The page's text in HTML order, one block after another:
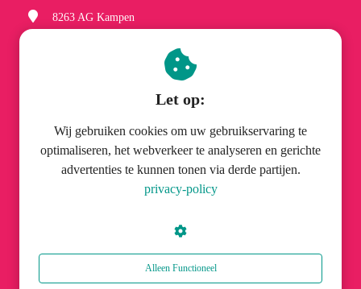
8263 AG Kampen
hobbyzineplus@finditmedia.nl
© Find It Media b.v.
Let op:
Wij gebruiken cookies om uw gebruikservaring te
optimaliseren, het webverkeer te analyseren en gerichte
advertenties te kunnen tonen via derde partijen.
privacy-policy
Alleen Functioneel